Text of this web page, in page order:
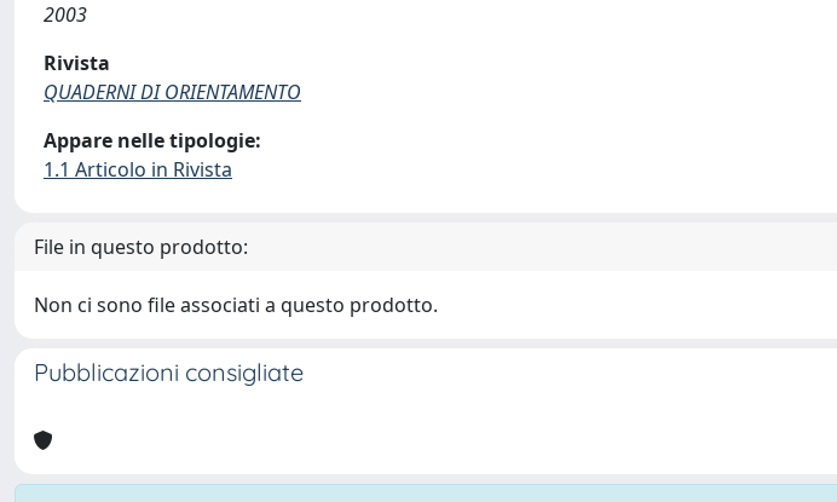
2003
Rivista
QUADERNI DI ORIENTAMENTO
Appare nelle tipologie:
1.1 Articolo in Rivista
File in questo prodotto:
Non ci sono file associati a questo prodotto.
Pubblicazioni consigliate